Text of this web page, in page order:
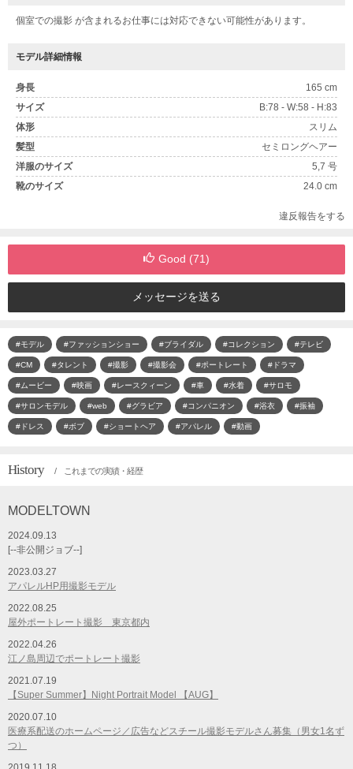
個室での撮影 が含まれるお仕事には対応できない可能性があります。
モデル詳細情報
身長
165 cm
サイズ
B:78 - W:58 - H:83
体形
スリム
髪型
セミロングヘアー
洋服のサイズ
5,7 号
靴のサイズ
24.0 cm
違反報告をする
Good (71)
メッセージを送る
#モデル #ファッションショー #ブライダル #コレクション #テレビ
#CM #タレント #撮影 #撮影会 #ポートレート #ドラマ
#ムービー #映画 #レースクィーン #車 #水着 #サロモ
#サロンモデル #web #グラビア #コンパニオン #浴衣 #振袖
#ドレス #ボブ #ショートヘア #アパレル #動画
History / これまでの実績・経歴
MODELTOWN
2024.09.13
[--非公開ジョブ--]
2023.03.27
アパレルHP用撮影モデル
2022.08.25
屋外ポートレート撮影 東京都内
2022.04.26
江ノ島周辺でポートレート撮影
2021.07.19
【Super Summer】Night Portrait Model 【AUG】
2020.07.10
医療系配送のホームページ／広告などスチール撮影モデルさん募集（男女1名ず
つ）